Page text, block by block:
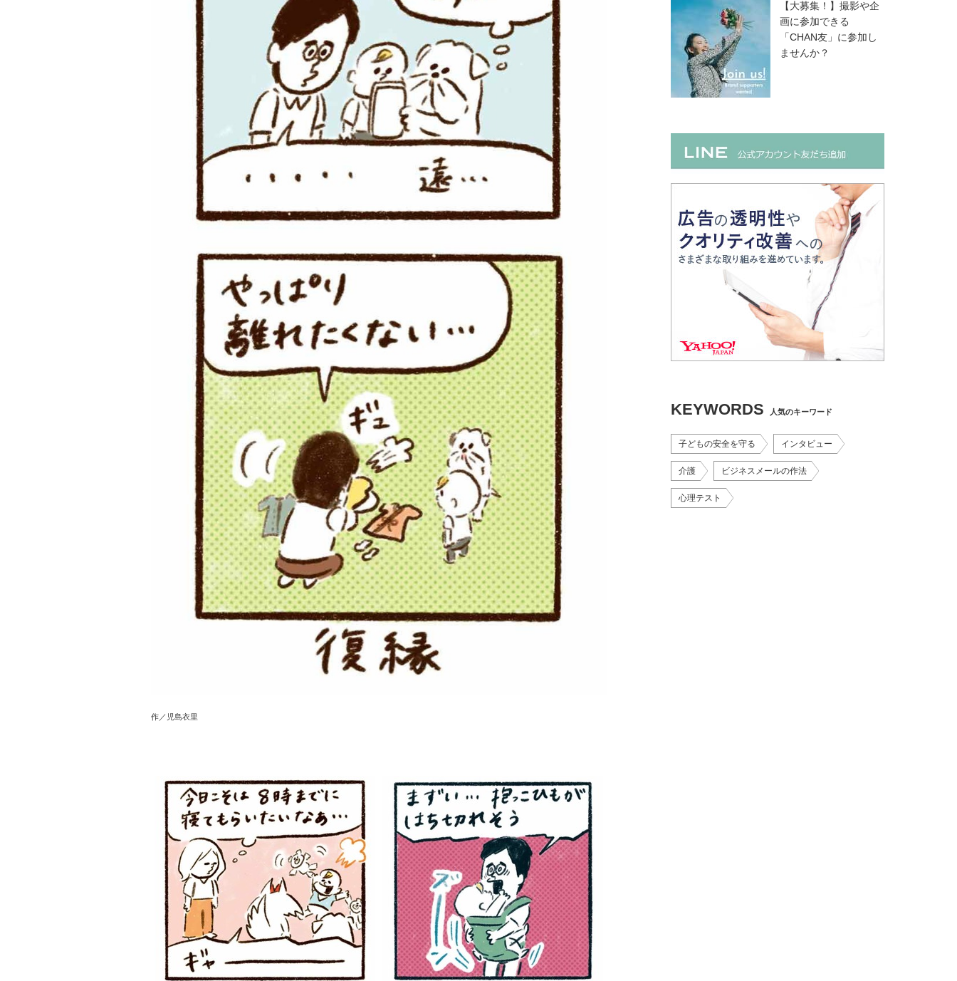
作／児島衣里
【大募集！】撮影や企
画に参加できる
「CHAN友」に参加し
ませんか？
KEYWORDS 人気のキーワード
子どもの安全を守る インタビュー
介護 ビジネスメールの作法
心理テスト